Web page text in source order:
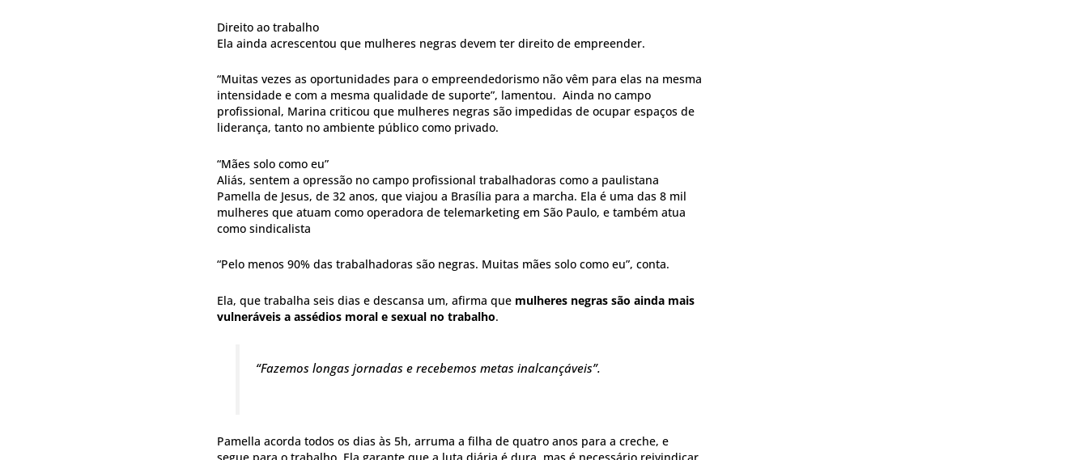
Direito ao trabalho
Ela ainda acrescentou que mulheres negras devem ter direito de empreender.
“Muitas vezes as oportunidades para o empreendedorismo não vêm para elas na mesma
intensidade e com a mesma qualidade de suporte”, lamentou. Ainda no campo
profissional, Marina criticou que mulheres negras são impedidas de ocupar espaços de
liderança, tanto no ambiente público como privado.
“Mães solo como eu”
Aliás, sentem a opressão no campo profissional trabalhadoras como a paulistana
Pamella de Jesus, de 32 anos, que viajou a Brasília para a marcha. Ela é uma das 8 mil
mulheres que atuam como operadora de telemarketing em São Paulo, e também atua
como sindicalista
“Pelo menos 90% das trabalhadoras são negras. Muitas mães solo como eu”, conta.
Ela, que trabalha seis dias e descansa um, afirma que mulheres negras são ainda mais
vulneráveis a assédios moral e sexual no trabalho.
“Fazemos longas jornadas e recebemos metas inalcançáveis”.
Pamella acorda todos os dias às 5h, arruma a filha de quatro anos para a creche, e